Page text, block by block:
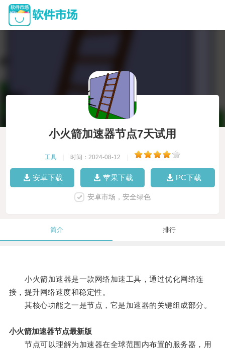
小火箭加速器节点7天试用
工具 时间：2024-08-12
安卓下载 苹果下载 PC下载
安卓市场，安全绿色
简介 排行
小火箭加速器是一款网络加速工具，通过优化网络连
接，提升网络速度和稳定性。
其核心功能之一是节点，它是加速器的关键组成部分。
小火箭加速器节点最新版
节点可以理解为加速器在全球范围内布置的服务器，用